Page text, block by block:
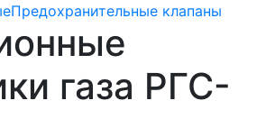
Предохранительные клапаны
газа РГС-